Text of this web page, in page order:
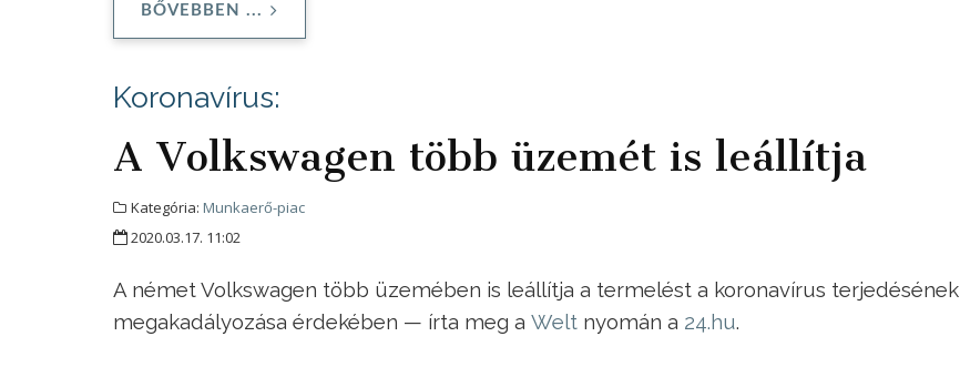
BŐVEBBEN ...
Koronavírus:
A Volkswagen több üzemét is leállítja
Kategória: Munkaerő-piac
2020.03.17. 11:02
A német Volkswagen több üzemében is leállítja a termelést a koronavírus terjedésének
megakadályozása érdekében — írta meg a Welt nyomán a 24.hu.